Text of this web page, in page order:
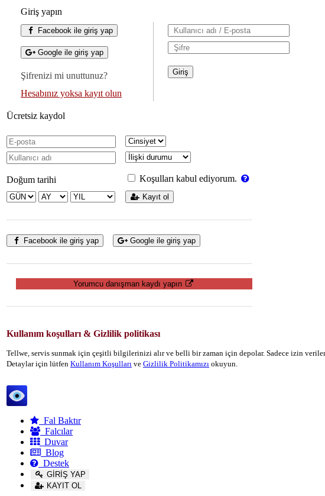
Giriş yapın
Facebook ile giriş yap
Google ile giriş yap
Şifrenizi mi unuttunuz?
Hesabınız yoksa kayıt olun
Ücretsiz kaydol
Doğum tarihi Koşulları kabul ediyorum.
Kayıt ol
Facebook ile giriş yap Google ile giriş yap
Yorumcu danışman kaydı yapın
Kullanım koşulları & Gizlilik politikası
Tellwe, servis sunmak için çeşitli bilgilerinizi alır ve belli bir zaman için depolar. Sadece izin
Detaylar için lütfen Kullanım Koşulları ve Gizlilik Politikamızı okuyun.
Fal Baktır
Falcılar
Duvar
Blog
Destek
GİRİŞ YAP
KAYIT OL